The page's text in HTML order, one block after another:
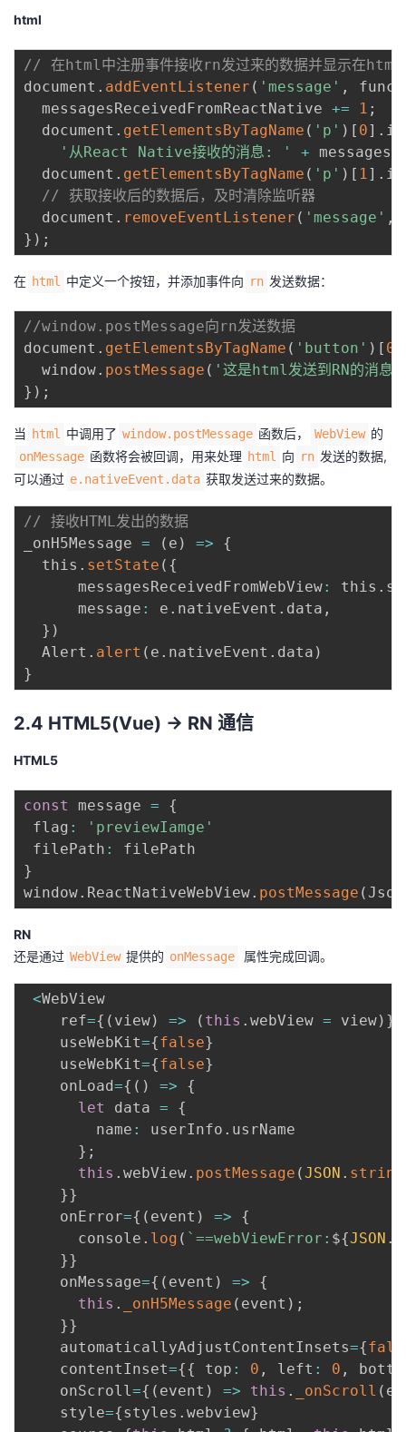
html
// 在html中注册事件接收rn发过来的数据并显示在html
document . addEventListener ( 'message' ,
  messagesReceivedFromReactNative
+= 1 ;
  document
. getElementsByTagName ( 'p' ) [ 0] .
'从React Native接收的消息: '
+
  document
. getElementsByTagName ( 'p' ) [ 1] .
// 获取接收后的数据后，及时清除监听器
  document
. removeEventListener ( 'message' ,
} ) ;
在 html 中定义一个按钮，并添加事件向 rn 发送数据：
//window.postMessage向rn发送数据
document . getElementsByTagName ( 'button' ) [ 0
  window
. postMessage ( '这是html发送到RN的消息'
} ) ;
当 html 中调用了 window.postMessage 函数后， WebView 的
onMessage 函数将会被回调，用来处理 html 向 rn 发送的数据,
可以通过 e.nativeEvent.data 获取发送过来的数据。
// 接收HTML发出的数据
_onH5Message = ( e ) =>
{
  this
. setState ( {
      messagesReceivedFromWebView
: this .
      message
: e . nativeEvent . data ,
} )
  Alert
. alert ( e . nativeEvent . data )
}
2.4 HTML5(Vue) -> RN 通信
HTML5
const message =
{
flag :
'previewIamge'
filePath :
}
window. ReactNativeWebView. postMessage ( Json
RN
还是通过 WebView 提供的 onMessage 属性完成回调。
<WebView
    ref
={ ( view) => ( this . webView = view) }
    useWebKit
={false}
    useWebKit
={false}
    onLoad
={ ( ) =>
{
let
data =
{
        name
: userInfo . usrName
} ;
this . webView. postMessage (JSON .
}}
    onError
={ ( event ) =>
{
      console
. log ( ` ==webViewError: ${JSON .
}}
    onMessage
={ ( event ) =>
{
this . _onH5Message ( event ) ;
}}
    automaticallyAdjustContentInsets
={
    contentInset
={{ top : 0 , left : 0 ,
    onScroll
={ ( event ) => this . _onScroll (
    style
={styles . webview}